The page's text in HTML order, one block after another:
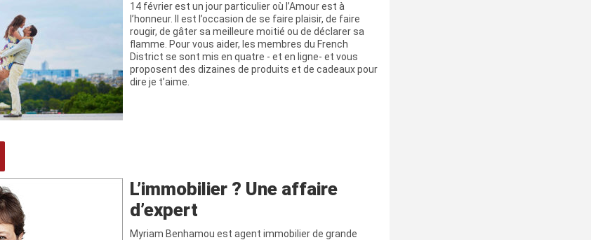
14 février est un jour particulier où l’Amour est à
l’honneur. Il est l’occasion de se faire plaisir, de faire
rougir, de gâter sa meilleure moitié ou de déclarer sa
flamme. Pour vous aider, les membres du French
District se sont mis en quatre - et en ligne- et vous
proposent des dizaines de produits et de cadeaux pour
dire je t’aime.
L’immobilier ? Une affaire
d’expert
Myriam Benhamou est agent immobilier de grande